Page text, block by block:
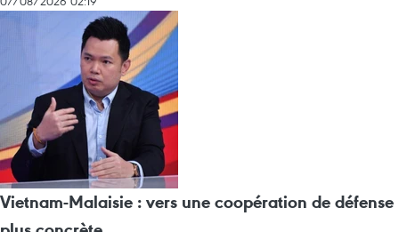
Vietnam-Malaisie : vers une coopération de défense